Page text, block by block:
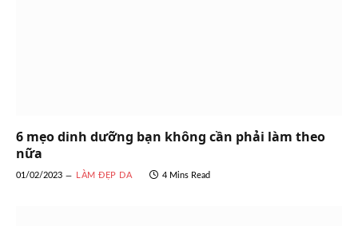
6 mẹo dinh dưỡng bạn không cần phải làm theo
nữa
01/02/2023 LÀM ĐẸP DA 4 Mins Read